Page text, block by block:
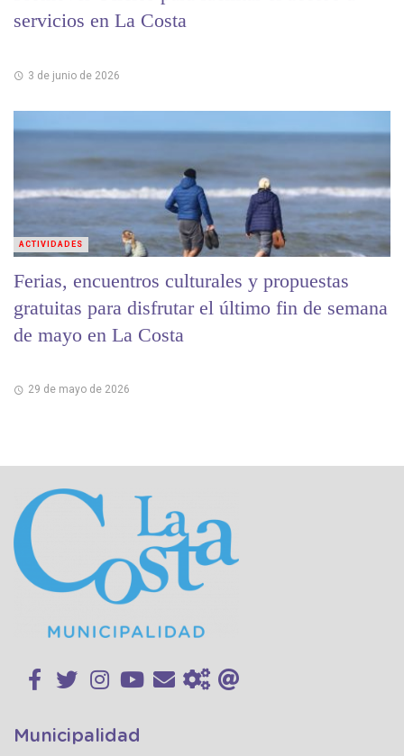
servicios en La Costa
3 de junio de 2026
Ferias, encuentros culturales y propuestas
gratuitas para disfrutar el último fin de semana
de mayo en La Costa
29 de mayo de 2026
ACTIVIDADES
Municipalidad